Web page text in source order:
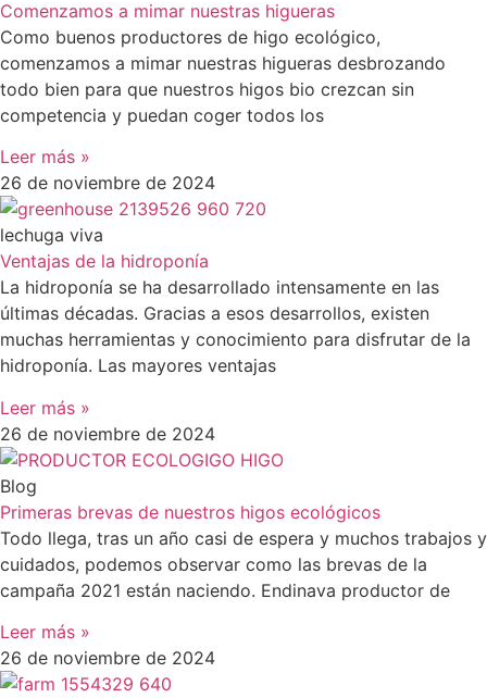
Comenzamos a mimar nuestras higueras
Como buenos productores de higo ecológico,
comenzamos a mimar nuestras higueras desbrozando
todo bien para que nuestros higos bio crezcan sin
competencia y puedan coger todos los
Leer más »
26 de noviembre de 2024
lechuga viva
Ventajas de la hidroponía
La hidroponía se ha desarrollado intensamente en las
últimas décadas. Gracias a esos desarrollos, existen
muchas herramientas y conocimiento para disfrutar de la
hidroponía. Las mayores ventajas
Leer más »
26 de noviembre de 2024
Blog
Primeras brevas de nuestros higos ecológicos
Todo llega, tras un año casi de espera y muchos trabajos y
cuidados, podemos observar como las brevas de la
campaña 2021 están naciendo. Endinava productor de
Leer más »
26 de noviembre de 2024